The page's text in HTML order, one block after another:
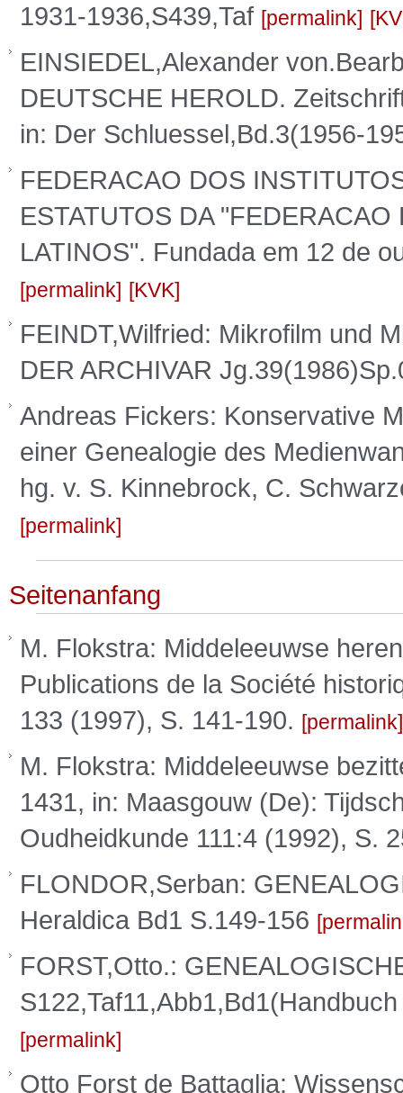
1931-1936,S439,Taf permalink
EINSIEDEL,Alexander
DEUTSCHE HEROLD.
in: Der Schluessel,Bd.3(1956-
FEDERACAO DOS
ESTATUTOS DA
LATINOS". Fundada em 12 de
permalink KVK
FEINDT,Wilfried: Mikrofilm und
DER ARCHIVAR
Andreas Fickers: Konservative
einer Genealogie des
hg. v. S. Kinnebrock, C.
permalink
Seitenanfang
M. Flokstra: Middeleeuwse
Publications de la Société
133 (1997), S. 141-190.
permalink
M. Flokstra: Middeleeuwse
1431, in: Maasgouw (De):
Oudheidkunde 111:4 (1992), S.
FLONDOR,Serban:
Heraldica Bd1 S.149-156
FORST,Otto.:
permalink
Otto Forst de Battaglia: